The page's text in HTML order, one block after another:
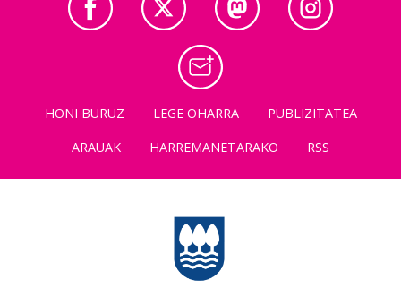
HONI BURUZ LEGE OHARRA
PUBLIZITATEA
ARAUAK
HARREMANETARAKO RSS